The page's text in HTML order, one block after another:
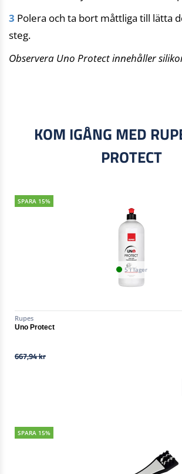
3 Polera och ta bort måttliga till lätta
steg.
Observera Uno Protect innehåller
KOM IGÅNG MED
PROTECT
SPARA 15%
5 i lager
Rupes
Uno Protect
667,94 kr
SPARA 15%